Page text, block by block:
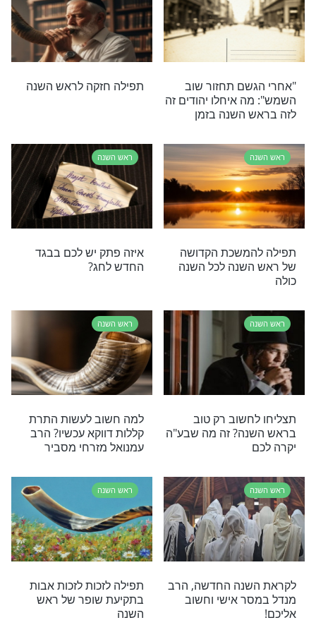
מביא סיפור שממחיש שאנו לא יודעים מה
בראש השנה. אז איך עוד ננצל את הזמן שנותר? צפו
את השנה על
חשבון נפש: האם אתה
ממליך את ה' בכל מקום?
תחזור שוב
איחלו יהודים זה
בזמן
תפילה חזקה לראש השנה
ראש השנה